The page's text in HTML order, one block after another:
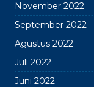
November 2022
September 2022
Agustus 2022
Juli 2022
Juni 2022